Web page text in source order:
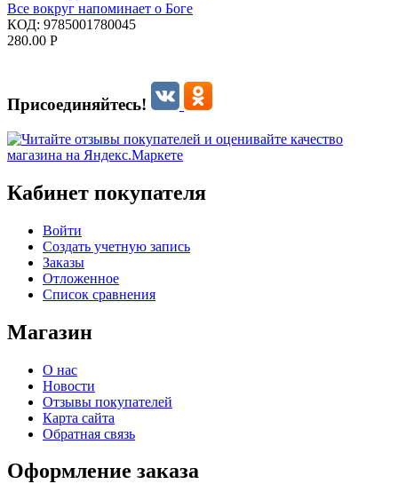
Все вокруг напоминает о Боге
КОД: 9785001780045
280.00 Р
Присоединяйтесь!
Кабинет покупателя
Войти
Создать учетную запись
Заказы
Отложенное
Список сравнения
Магазин
О нас
Новости
Отзывы покупателей
Карта сайта
Обратная связь
Оформление заказа